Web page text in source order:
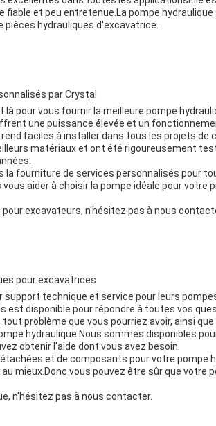
et peu entretenue.La pompe
hydrauliques d'excavatrice.
par Crystal
pour vous fournir la meilleure pompe
une puissance élevée et un
faciles à installer dans tous les projets de
matériaux et ont été rigoureusement
la fourniture de services personnalisés pour
aider à choisir la pompe idéale pour votre
excavateurs, n'hésitez pas à nous
pour excavatrices
technique et service pour leurs
disponible pour répondre à toutes vos
problème que vous pourriez avoir, ainsi
hydraulique.Nous sommes disponibles
obtenir l'aide dont vous avez besoin.
et de composants pour votre pompe
mieux.Donc vous pouvez être sûr que votre
n'hésitez pas à nous contacter.